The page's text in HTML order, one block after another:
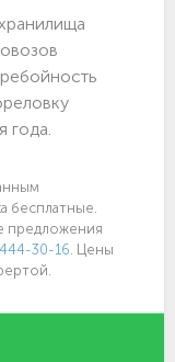
года.
бесплатные.
предложения
30-16 . Цены